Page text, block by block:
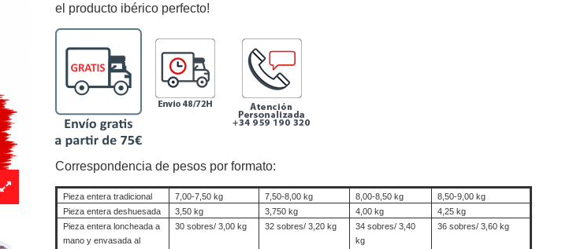
el producto ibérico perfecto!
Correspondencia de pesos por formato:
Pieza entera tradicional 7,00-7,50 kg 7,50-8,00 kg 8,00-8,50 kg
8,50-9,00 kg
Pieza entera deshuesada
3,50 kg 3,750 kg 4,00 kg
4,25 kg
Pieza entera loncheada a
mano y envasada al
30 sobres/ 3,00 kg 32 sobres/ 3,20 kg
34 sobres/ 3,40
kg
36 sobres/ 3,60 kg